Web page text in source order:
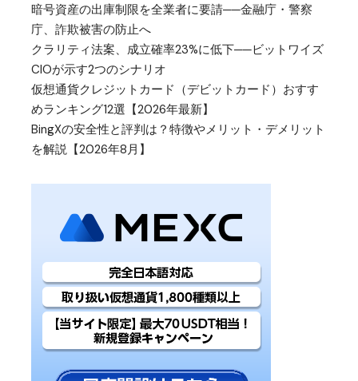
暗号資産の出庫制限を全業者に要請──金融庁・警察
庁、詐欺被害の防止へ
クラリティ法案、成立確率23%に低下──ビットワイズ
CIOが示す2つのシナリオ
仮想通貨クレジットカード（デビットカード）おすす
めランキング12選【2026年最新】
BingXの安全性と評判は？特徴やメリット・デメリット
を解説【2026年8月】